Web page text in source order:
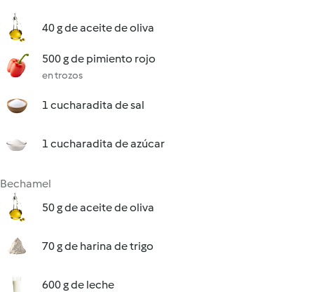
40 g de aceite de oliva
500 g de pimiento rojo
en trozos
1 cucharadita de sal
1 cucharadita de azúcar
Bechamel
50 g de aceite de oliva
70 g de harina de trigo
600 g de leche